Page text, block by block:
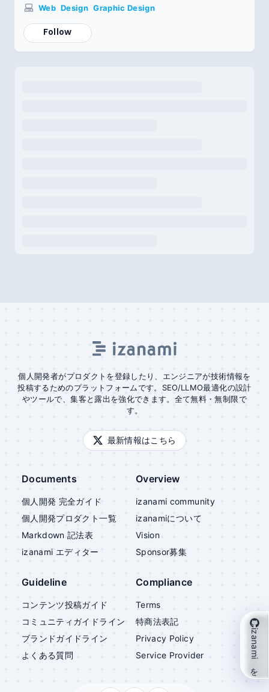
Web Design Graphic Design
Follow
個人開発者がプロダクトを登録したり、エンジニアが技術情報を
投稿するためのプラットフォームです。SEO/LLMO最適化の設計
やツールで、集客と露出を強化できます。全て無料・無制限で
す。
最新情報はこちら
Documents
個人開発 完全ガイド
個人開発プロダクト一覧
Markdown 記法表
izanami エディター
Overview
izanami community
izanamiについて
Vision
Sponsor募集
Guideline
コンテンツ投稿ガイド
コミュニティガイドライン
ブランドガイドライン
よくある質問
Compliance
Terms
特商法表記
Privacy Policy
Service Provider
izanami を支援